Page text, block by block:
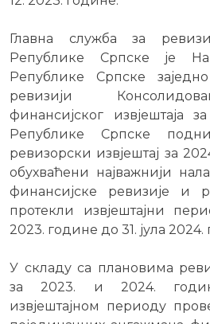
Главна служба за
Републике Српске је
Републике Српске
ревизији
финансијског извјештаја
Републике Српске
ревизорски извјештај за
обухваћени најважнији
финансијске ревизије и
протекли извјештајни
2023. године до 31. јула 2024.
У складу са плановима
за 2023. и 2024.
извјештајном периоду